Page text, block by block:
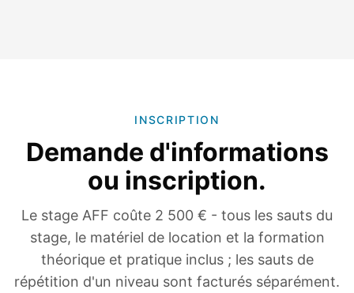
INSCRIPTION
Demande d'informations
ou inscription.
Le stage AFF coûte 2 500 € - tous les sauts du
stage, le matériel de location et la formation
théorique et pratique inclus ; les sauts de
répétition d'un niveau sont facturés séparément.